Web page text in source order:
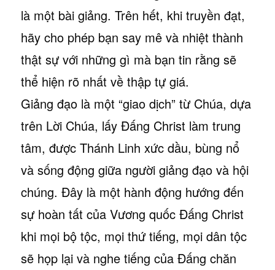
là một bài giảng. Trên hết, khi truyền đạt,
hãy cho phép bạn say mê và nhiệt thành
thật sự với những gì mà bạn tin rằng sẽ
thể hiện rõ nhất về thập tự giá.
Giảng đạo là một “giao dịch” từ Chúa, dựa
trên Lời Chúa, lấy Đấng Christ làm trung
tâm, được Thánh Linh xức dầu, bùng nổ
và sống động giữa người giảng đạo và hội
chúng. Đây là một hành động hướng đến
sự hoàn tất của Vương quốc Đấng Christ
khi mọi bộ tộc, mọi thứ tiếng, mọi dân tộc
sẽ họp lại và nghe tiếng của Đấng chăn